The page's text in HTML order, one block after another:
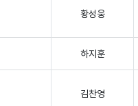
황성웅
하지훈
김찬영